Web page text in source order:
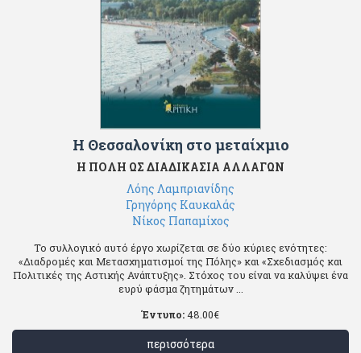
Η Θεσσαλονίκη στο μεταίχμιο
Η ΠΟΛΗ ΩΣ ΔΙΑΔΙΚΑΣΙΑ ΑΛΛΑΓΩΝ
Λόης Λαμπριανίδης
Γρηγόρης Καυκαλάς
Νίκος Παπαμίχος
Το συλλογικό αυτό έργο χωρίζεται σε δύο κύριες ενότητες:
«Διαδρομές και Μετασχηματισμοί της Πόλης» και «Σχεδιασμός και
Πολιτικές της Αστικής Ανάπτυξης». Στόχος του είναι να καλύψει ένα
ευρύ φάσμα ζητημάτων ...
Έντυπο:48.00€
περισσότερα